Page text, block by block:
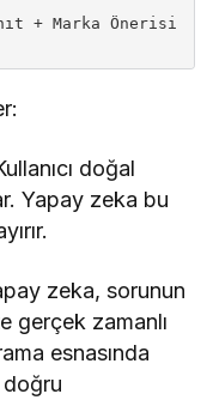
+ Marka Önerisi
doğal
Yapay zeka bu
zeka, sorunun
gerçek zamanlı
esnasında